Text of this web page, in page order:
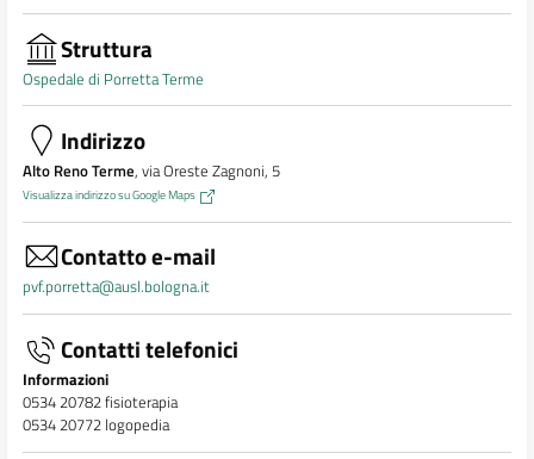
Struttura
Ospedale di Porretta Terme
Indirizzo
Alto Reno Terme, via Oreste Zagnoni, 5
Visualizza indirizzo su Google Maps
Contatto e-mail
pvf.porretta@ausl.bologna.it
Contatti telefonici
Informazioni
0534 20782 fisioterapia
0534 20772 logopedia